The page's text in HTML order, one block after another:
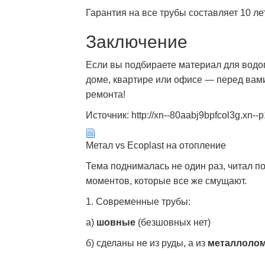
Гарантия на все трубы составляет 10
Заключение
Если вы подбираете материал для
доме, квартире или офисе — перед
ремонта!
Источник: http://xn--80aabj9bpfcol3g.xn--
Метал vs Ecoplast на отопление
Тема поднималась не один раз, читал
моментов, которые все же смущают.
1. Современные трубы:
а) шовные (безшовных нет)
б) сделаны не из руды, а из